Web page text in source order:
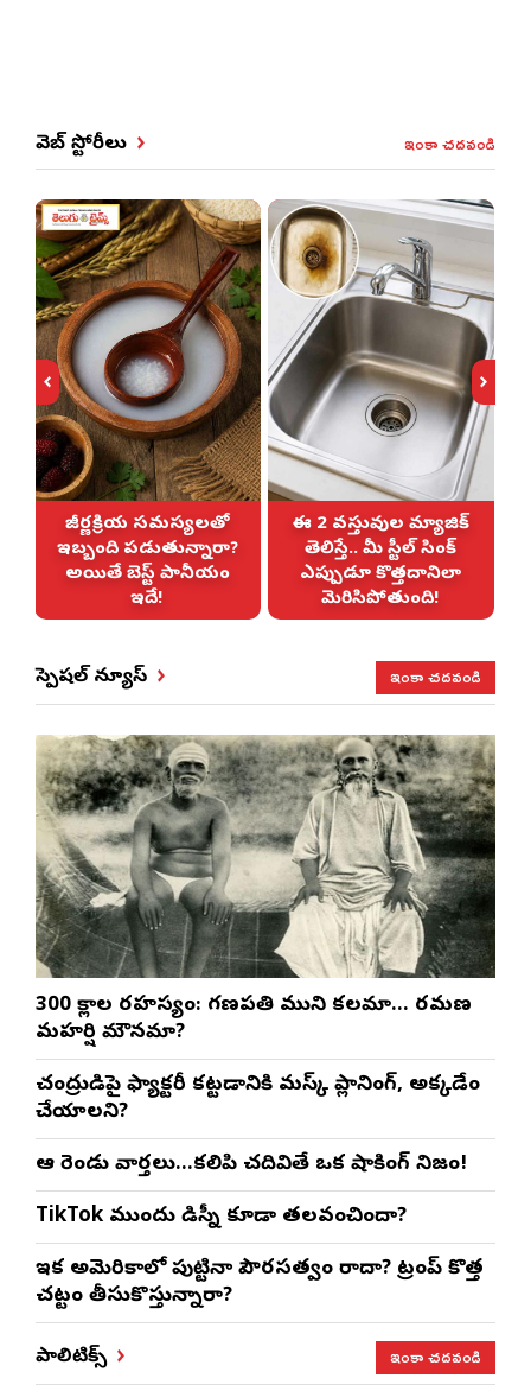
వెబ్ స్టోరీలు ఇంకా చదవండి
జీర్ణక్రియ సమస్యలతో
ఇబ్బంది పడుతున్నారా?
అయితే బెస్ట్ పానీయం
ఇదే!
ఈ 2 వస్తువుల మ్యాజిక్
తెలిస్తే.. మీ స్టీల్ సింక్
ఎప్పుడూ కొత్తదానిలా
మెరిసిపోతుంది!
స్పెషల్ న్యూస్ ఇంకా చదవండి
300 శ్లోకాల రహస్యం: గణపతి ముని కలమా… రమణ
మహర్షి మౌనమా?
చంద్రుడిపై ఫ్యాక్టరీ కట్టడానికి మస్క్ ప్లానింగ్, అక్కడేం
చేయాలని?
ఆ రెండు వార్తలు…కలిపి చదివితే ఒక షాకింగ్ నిజం!
TikTok ముందు డిస్నీ కూడా తలవంచిందా?
ఇక అమెరికాలో పుట్టినా పౌరసత్వం రాదా? ట్రంప్ కొత్త
చట్టం తీసుకొస్తున్నారా?
పాలిటిక్స్ ఇంకా చదవండి